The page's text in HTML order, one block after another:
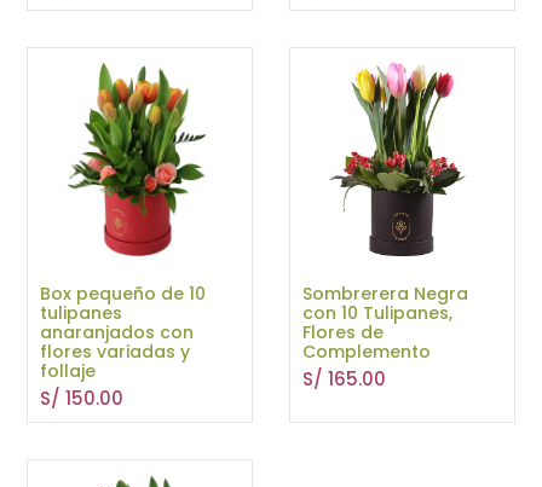
Box pequeño de 10
tulipanes
anaranjados con
flores variadas y
follaje
S/ 150.00
Sombrerera Negra
con 10 Tulipanes,
Flores de
Complemento
S/ 165.00